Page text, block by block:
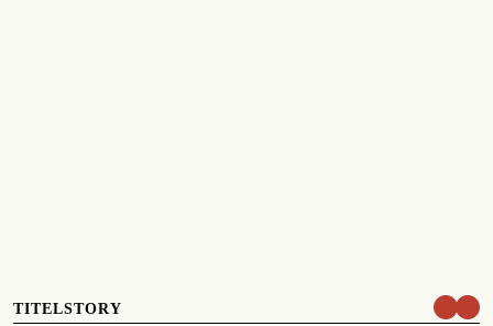
TITELSTORY